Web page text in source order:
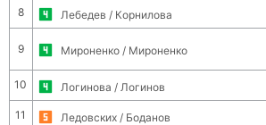
8 Лебедев / Корнилова
9 Мироненко / Мироненко
10 Логинова / Логинов
11 Ледовских / Боданов